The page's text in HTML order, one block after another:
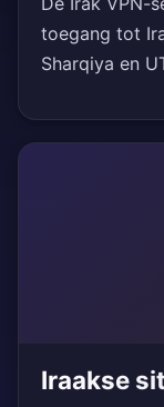
toegang tot
Sharqiya en
Iraakse